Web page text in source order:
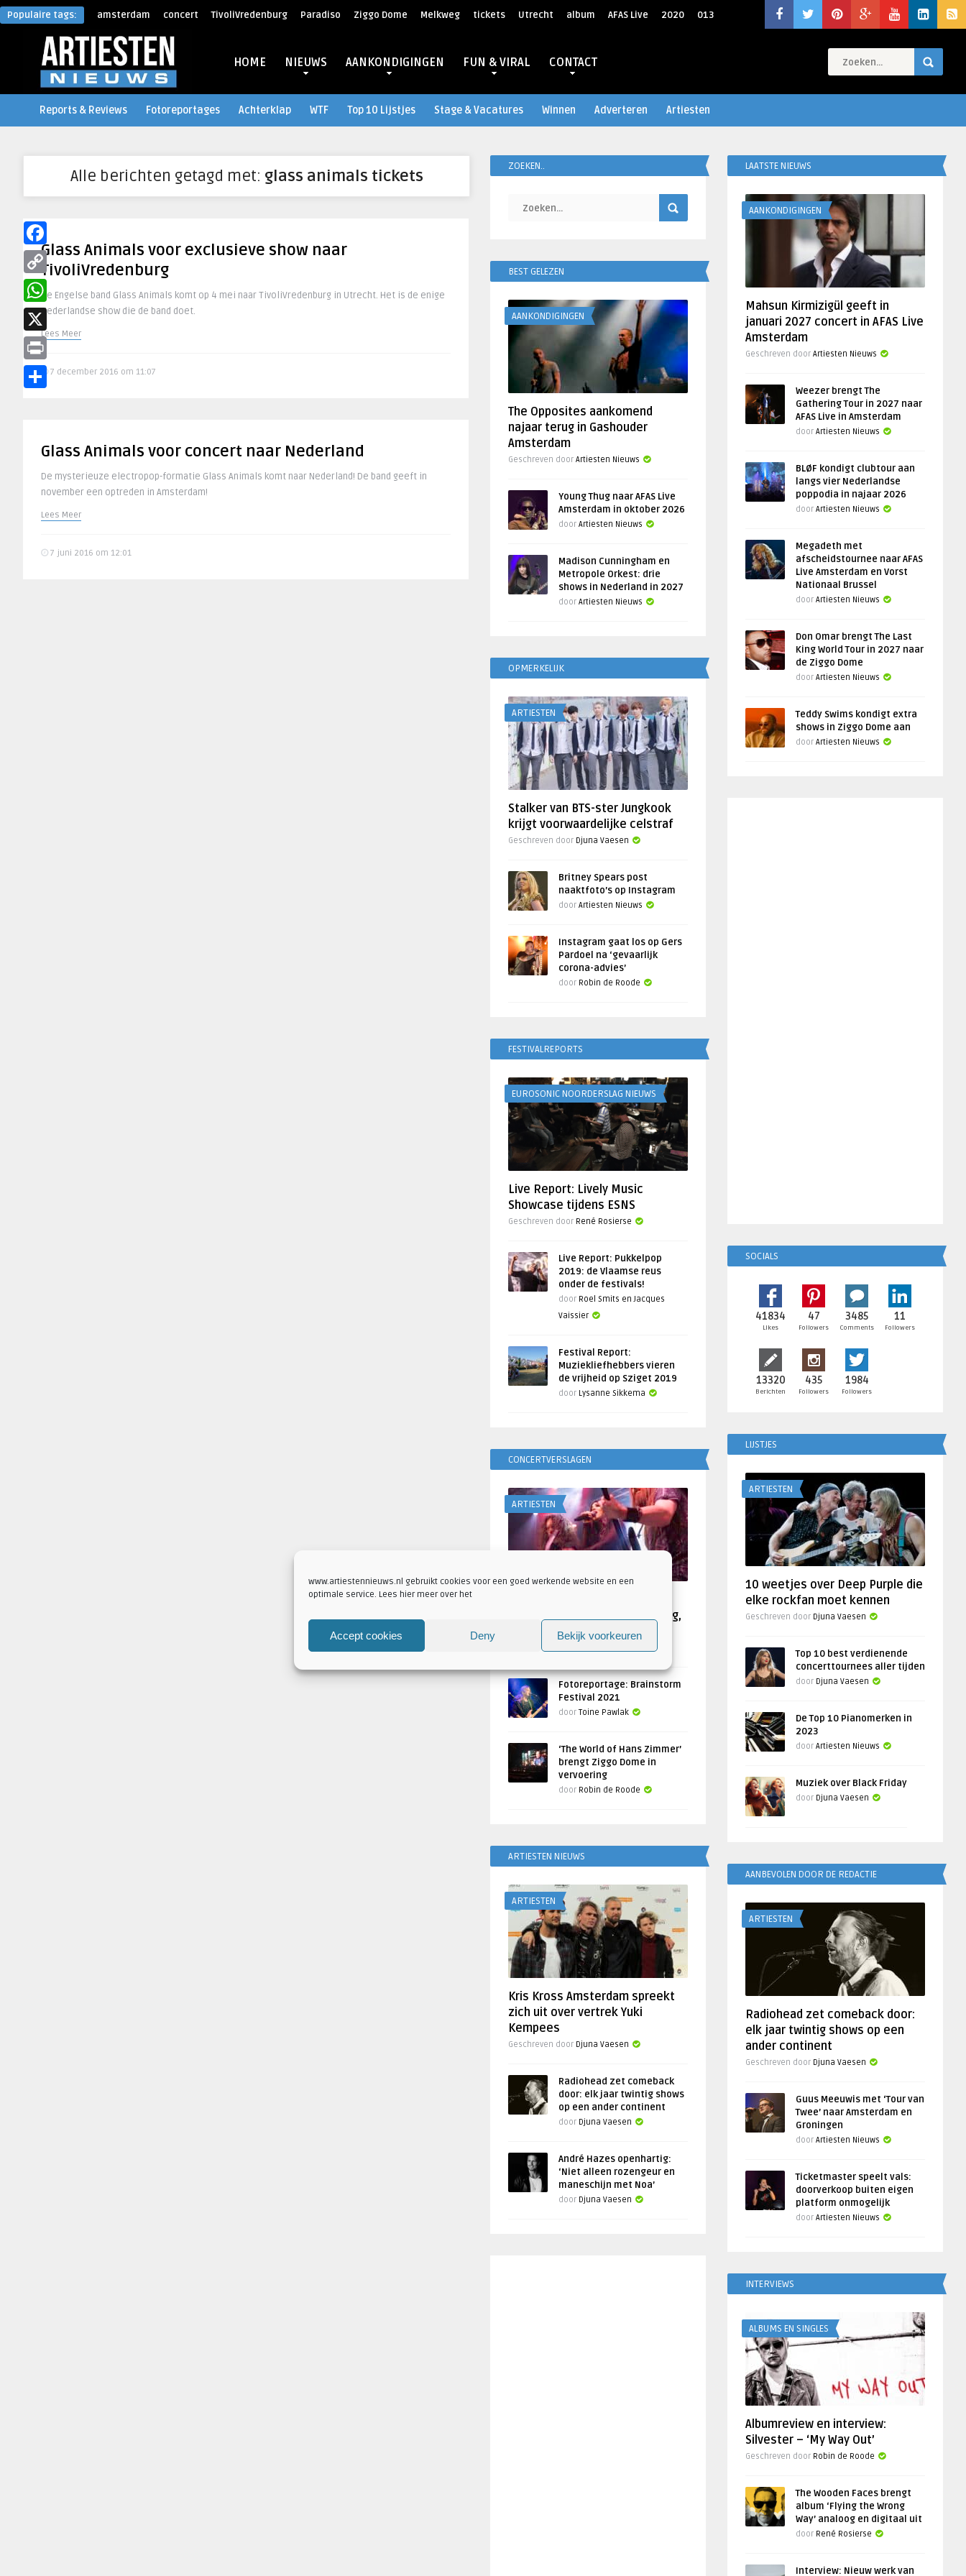
www.artiestennieuws.nl gebruikt cookies voor een goed werkende website en een
optimale service. Lees hier meer over het
Accept cookies Deny Bekijk voorkeuren
Populaire tags: amsterdam concert TivoliVredenburg Paradiso Ziggo Dome Melkweg tickets Utrecht album AFAS Live 2020 013
HOME NIEUWS AANKONDIGINGEN FUN & VIRAL CONTACT
Reports & Reviews Fotoreportages Achterklap WTF Top 10 Lijstjes Stage & Vacatures Winnen Adverteren Artiesten
Alle berichten getagd met: glass animals tickets
Glass Animals voor exclusieve show naar
TivoliVredenburg
De Engelse band Glass Animals komt op 4 mei naar TivoliVredenburg in Utrecht. Het is de enige
Nederlandse show die de band doet.
Lees Meer
7 december 2016 om 11:07
Glass Animals voor concert naar Nederland
De mysterieuze electropop-formatie Glass Animals komt naar Nederland! De band geeft in
november een optreden in Amsterdam!
Lees Meer
7 juni 2016 om 12:01
ZOEKEN..
BEST GELEZEN
AANKONDIGINGEN
The Opposites aankomend
najaar terug in Gashouder
Amsterdam
Geschreven door Artiesten Nieuws
Young Thug naar AFAS Live
Amsterdam in oktober 2026
door Artiesten Nieuws
Madison Cunningham en
Metropole Orkest: drie
shows in Nederland in 2027
door Artiesten Nieuws
OPMERKELIJK
ARTIESTEN
Stalker van BTS-ster Jungkook
krijgt voorwaardelijke celstraf
Geschreven door Djuna Vaesen
Britney Spears post
naaktfoto’s op Instagram
door Artiesten Nieuws
Instagram gaat los op Gers
Pardoel na ‘gevaarlijk
corona-advies’
door Robin de Roode
FESTIVALREPORTS
EUROSONIC NOORDERSLAG NIEUWS
Live Report: Lively Music
Showcase tijdens ESNS
Geschreven door René Rosierse
Live Report: Pukkelpop
2019: de Vlaamse reus
onder de festivals!
door Roel Smits en Jacques
Vaissier
Festival Report:
Muziekliefhebbers vieren
de vrijheid op Sziget 2019
door Lysanne Sikkema
CONCERTVERSLAGEN
ARTIESTEN
Atlantis en Xandria in De Helling,
Geschreven door
Fotoreportage: Brainstorm
Festival 2021
door Toine Pawlak
‘The World of Hans Zimmer’
brengt Ziggo Dome in
vervoering
door Robin de Roode
ARTIESTEN NIEUWS
ARTIESTEN
Kris Kross Amsterdam spreekt
zich uit over vertrek Yuki
Kempees
Geschreven door Djuna Vaesen
Radiohead zet comeback
door: elk jaar twintig shows
op een ander continent
door Djuna Vaesen
André Hazes openhartig:
‘Niet alleen rozengeur en
maneschijn met Noa’
door Djuna Vaesen
LAATSTE NIEUWS
AANKONDIGINGEN
Mahsun Kirmizigül geeft in
januari 2027 concert in AFAS Live
Amsterdam
Geschreven door Artiesten Nieuws
Weezer brengt The
Gathering Tour in 2027 naar
AFAS Live in Amsterdam
door Artiesten Nieuws
BLØF kondigt clubtour aan
langs vier Nederlandse
poppodia in najaar 2026
door Artiesten Nieuws
Megadeth met
afscheidstournee naar AFAS
Live Amsterdam en Vorst
Nationaal Brussel
door Artiesten Nieuws
Don Omar brengt The Last
King World Tour in 2027 naar
de Ziggo Dome
door Artiesten Nieuws
Teddy Swims kondigt extra
shows in Ziggo Dome aan
door Artiesten Nieuws
SOCIALS
41834
Likes
47
Followers
3485
Comments
11
Followers
13320
Berichten
435
Followers
1984
Followers
LIJSTJES
ARTIESTEN
10 weetjes over Deep Purple die
elke rockfan moet kennen
Geschreven door Djuna Vaesen
Top 10 best verdienende
concerttournees aller tijden
door Djuna Vaesen
De Top 10 Pianomerken in
2023
door Artiesten Nieuws
Muziek over Black Friday
door Djuna Vaesen
AANBEVOLEN DOOR DE REDACTIE
ARTIESTEN
Radiohead zet comeback door:
elk jaar twintig shows op een
ander continent
Geschreven door Djuna Vaesen
Guus Meeuwis met ‘Tour van
Twee’ naar Amsterdam en
Groningen
door Artiesten Nieuws
Ticketmaster speelt vals:
doorverkoop buiten eigen
platform onmogelijk
door Artiesten Nieuws
INTERVIEWS
ALBUMS EN SINGLES
Albumreview en interview:
Silvester – ‘My Way Out’
Geschreven door Robin de Roode
The Wooden Faces brengt
album ‘Flying the Wrong
Way’ analoog en digitaal uit
door René Rosierse
Interview: Nieuw werk van
Facebook
Copy
Link
WhatsApp
X
Print